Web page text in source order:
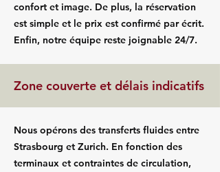
confort et image. De plus, la réservation
est simple et le prix est confirmé par écrit.
Enfin, notre équipe reste joignable 24/7.
Zone couverte et délais indicatifs
Nous opérons des transferts fluides entre
Strasbourg et Zurich. En fonction des
terminaux et contraintes de circulation,